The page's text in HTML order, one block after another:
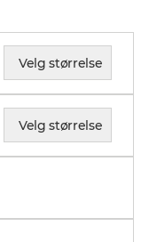
Velg størrelse
Velg størrelse